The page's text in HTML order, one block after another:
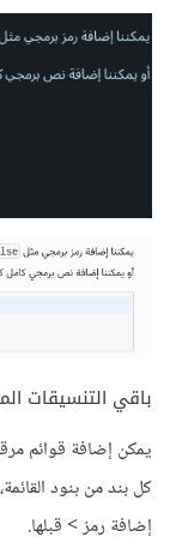
باقي التنسيقات
يمكن إضافة قوائم
كل بند من بنود
إضافة رمز > قبلها.